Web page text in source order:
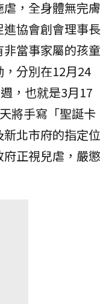
，全身體無完膚
協會創會理事長
當事家屬的孩童
分別在12月24
，也就是3月17
將手寫「聖誕卡
北市府的指定位
正視兒虐，嚴懲